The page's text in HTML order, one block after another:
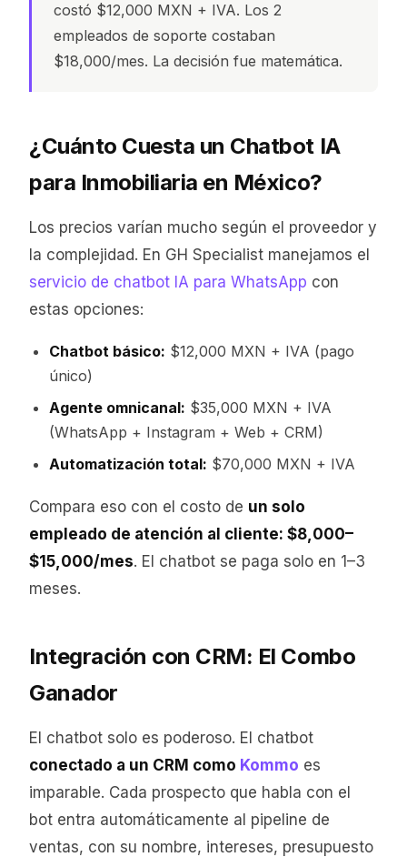
costó $12,000 MXN + IVA. Los 2
empleados de soporte costaban
$18,000/mes. La decisión fue matemática.
¿Cuánto Cuesta un Chatbot IA
para Inmobiliaria en México?
Los precios varían mucho según el proveedor y
la complejidad. En GH Specialist manejamos el
servicio de chatbot IA para WhatsApp con
estas opciones:
Chatbot básico: $12,000 MXN + IVA (pago
único)
Agente omnicanal: $35,000 MXN + IVA
(WhatsApp + Instagram + Web + CRM)
Automatización total: $70,000 MXN + IVA
Compara eso con el costo de un solo
empleado de atención al cliente: $8,000–
$15,000/mes. El chatbot se paga solo en 1–3
meses.
Integración con CRM: El Combo
Ganador
El chatbot solo es poderoso. El chatbot
conectado a un CRM como Kommo es
imparable. Cada prospecto que habla con el
bot entra automáticamente al pipeline de
ventas, con su nombre, intereses, presupuesto